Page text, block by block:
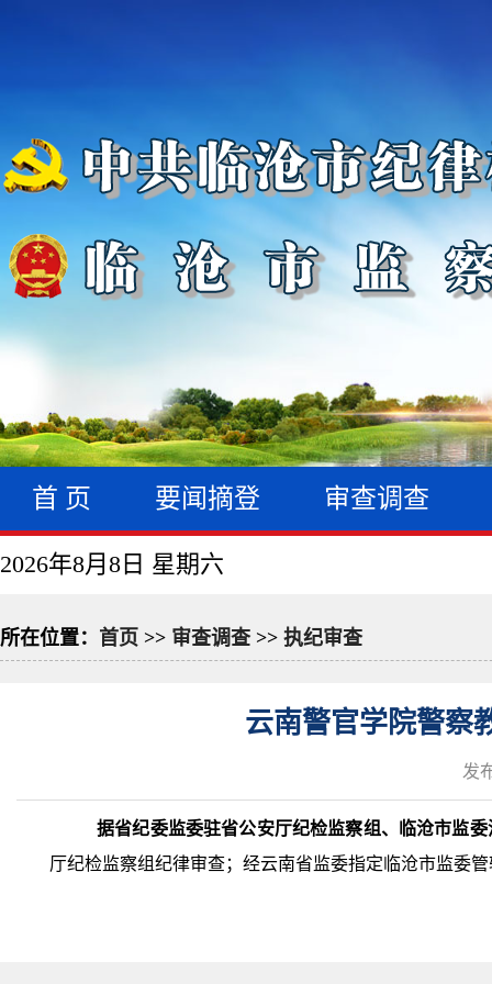
首 页 要闻摘登 审查调查
2026年8月8日 星期六
所在位置： 首页 >> 审查调查 >> 执纪审查
云南警官学院警察
发
据省纪委监委驻省公安厅纪检监察组、临沧市监委
厅纪检监察组纪律审查；经云南省监委指定临沧市监委